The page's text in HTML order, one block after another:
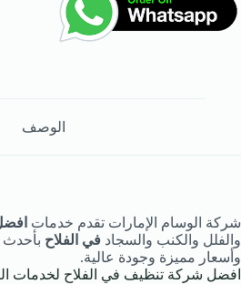
الوصف
شركة الوسام الإمارات تقدم خدمات
والفلل والكنب والسجاد في الفلاح بأحدث
وأسعار مميزة وجودة عالية.
افضل شركة تنظيف في الفلاح لخدمات